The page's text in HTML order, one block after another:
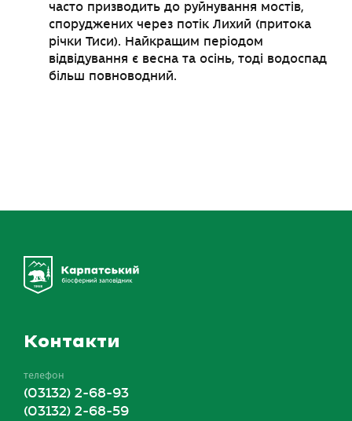
часто призводить до руйнування мостів,
споруджених через потік Лихий (притока
річки Тиси). Найкращим періодом
відвідування є весна та осінь, тоді водоспад
більш повноводний.
Контакти
телефон
(03132) 2-68-93
(03132) 2-68-59